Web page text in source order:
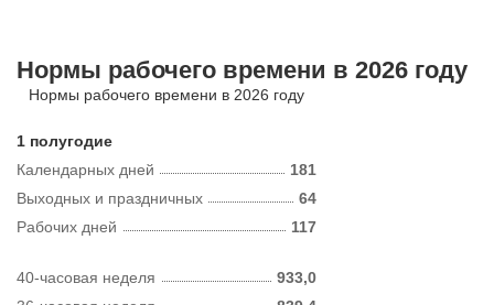
Нормы рабочего времени в 2026 году
Нормы рабочего времени в 2026 году
1 полугодие
Календарных дней
181
Рабочих дней 117
Выходных и праздничных 64
40-часовая неделя
933,0